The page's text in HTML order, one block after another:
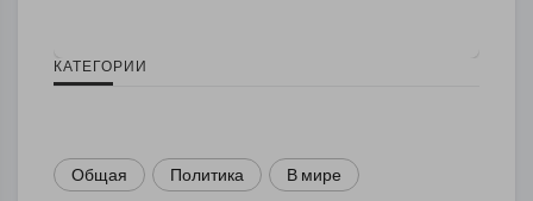
КАТЕГОРИИ
Общая Политика В мире